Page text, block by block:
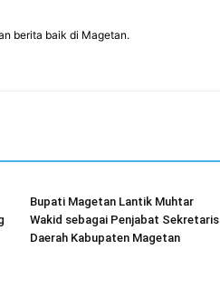
berita baik di Magetan.
Bupati Magetan Lantik Muhtar
Wakid sebagai Penjabat Sekretaris
Daerah Kabupaten Magetan